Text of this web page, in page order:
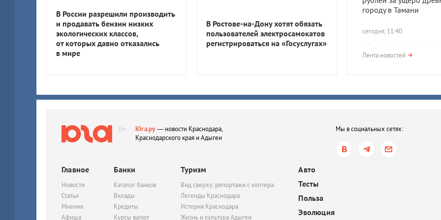
городу в Тамани
сегодня, 11:40
«Бензин есть, только
ним долго». На АЗС
сегодня, 11:07
три раза в неделю
сегодня, 10:41
Лента новостей
В России разрешили производить
и продавать бензин низких
экологических классов,
от которых давно отказались
в мире
В Ростове-на-Дону хотят обязать
пользователей электросамокатов
регистрироваться на «Госуслугах»
18+ Юга.ру— новости Краснодара,
Краснодарского края и Адыгеи
Мы в социальных сетях:
Главное
Новости
Статьи
Мнения
Афиша
Банки
Каталог банков
Вклады
Кредиты
Курсы валют
Туризм
Вид сверху: репортажи с коптера
Легенды Краснодара
История Краснодара
Жизнь и культура Адыгеи
Авто
Тесты
Польза
Эволюция